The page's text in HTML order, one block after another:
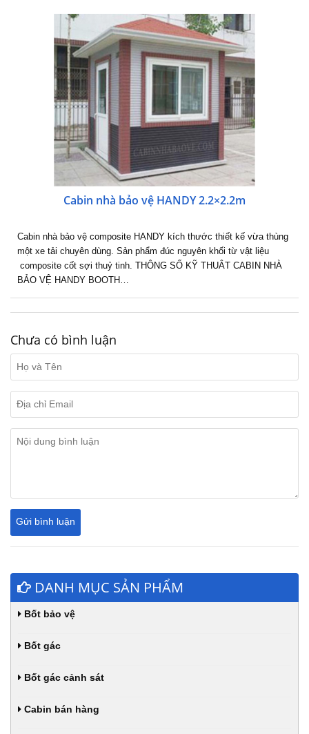
Cabin nhà bảo vệ HANDY 2.2×2.2m
Cabin nhà bảo vệ composite HANDY kích thước thiết kế vừa thùng
một xe tải chuyên dùng. Sản phẩm đúc nguyên khối từ vật liệu
composite cốt sợi thuỷ tinh. THÔNG SỐ KỸ THUÂT CABIN NHÀ
BẢO VỆ HANDY BOOTH…
Chưa có bình luận
DANH MỤC SẢN PHẨM
Bốt bảo vệ
Bốt gác
Bốt gác cảnh sát
Cabin bán hàng